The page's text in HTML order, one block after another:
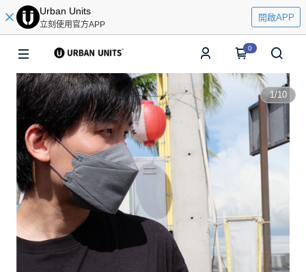
Urban Units
立刻使用官方APP
開啟APP
0
1/10